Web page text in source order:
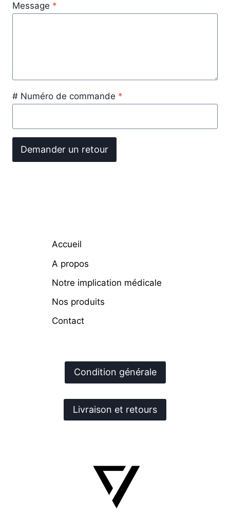
Message *
# Numéro de commande *
Demander un retour
Accueil
A propos
Notre implication médicale
Nos produits
Contact
Condition générale
Livraison et retours